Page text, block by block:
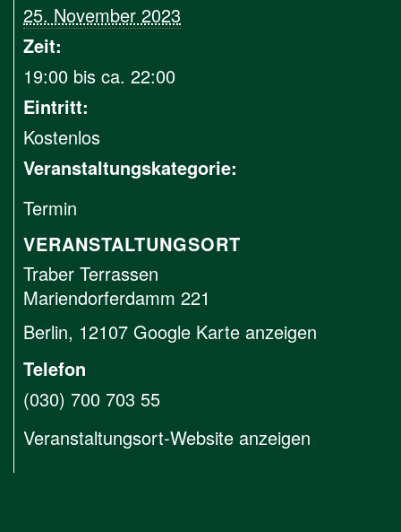
25. November 2023
Zeit:
19:00 bis ca. 22:00
Eintritt:
Kostenlos
Veranstaltungskategorie:
Termin
VERANSTALTUNGSORT
Traber Terrassen
Mariendorferdamm 221
Berlin, 12107 Google Karte anzeigen
Telefon
(030) 700 703 55
Veranstaltungsort-Website anzeigen